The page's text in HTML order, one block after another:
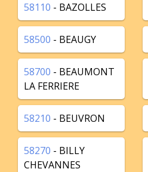
58110 - BAZOLLES
58500 - BEAUGY
58700 - BEAUMONT
LA FERRIERE
58210 - BEUVRON
58270 - BILLY
CHEVANNES